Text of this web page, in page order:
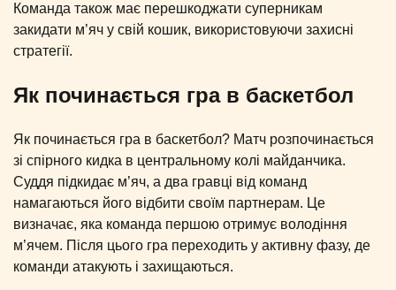
Команда також має перешкоджати суперникам
закидати м’яч у свій кошик, використовуючи захисні
стратегії.
Як починається гра в баскетбол
Як починається гра в баскетбол? Матч розпочинається
зі спірного кидка в центральному колі майданчика.
Суддя підкидає м’яч, а два гравці від команд
намагаються його відбити своїм партнерам. Це
визначає, яка команда першою отримує володіння
м’ячем. Після цього гра переходить у активну фазу, де
команди атакують і захищаються.